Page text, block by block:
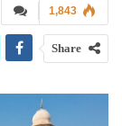
1,843
Share